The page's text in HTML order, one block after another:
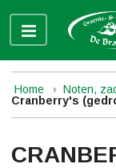
Home
Noten,
Cranberry's